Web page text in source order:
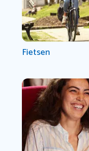
Fietsen